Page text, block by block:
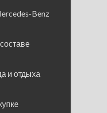
Benz
и отдыха